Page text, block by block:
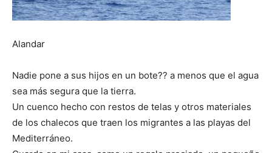
Alandar
Nadie pone a sus hijos en un bote?? a menos que el agua
sea más segura que la tierra.
Un cuenco hecho con restos de telas y otros materiales
de los chalecos que traen los migrantes a las playas del
Mediterráneo.